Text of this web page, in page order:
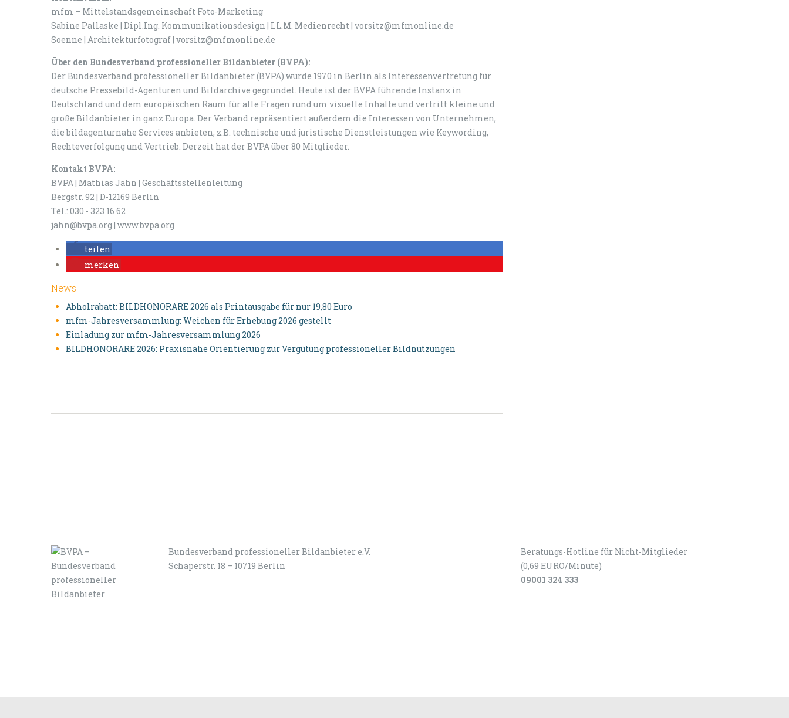
mfm – Mittelstandsgemeinschaft Foto-Marketing
Sabine Pallaske | Dipl.Ing. Kommunikationsdesign | LL.M. Medienrecht | vorsitz@mfmonline.de
Soenne | Architekturfotograf | vorsitz@mfmonline.de
Über den Bundesverband professioneller Bildanbieter (BVPA):
Der Bundesverband professioneller Bildanbieter (BVPA) wurde 1970 in Berlin als Interessenvertretung für
deutsche Pressebild-Agenturen und Bildarchive gegründet. Heute ist der BVPA führende Instanz in
Deutschland und dem europäischen Raum für alle Fragen rund um visuelle Inhalte und vertritt kleine und
große Bildanbieter in ganz Europa. Der Verband repräsentiert außerdem die Interessen von Unternehmen,
die bildagenturnahe Services anbieten, z.B. technische und juristische Dienstleistungen wie Keywording,
Rechteverfolgung und Vertrieb. Derzeit hat der BVPA über 80 Mitglieder.
Kontakt BVPA:
BVPA | Mathias Jahn | Geschäftsstellenleitung
Bergstr. 92 | D-12169 Berlin
Tel.: 030 - 323 16 62
jahn@bvpa.org | www.bvpa.org
teilen
merken
News
Abholrabatt: BILDHONORARE 2026 als Printausgabe für nur 19,80 Euro
mfm-Jahresversammlung: Weichen für Erhebung 2026 gestellt
Einladung zur mfm-Jahresversammlung 2026
BILDHONORARE 2026: Praxisnahe Orientierung zur Vergütung professioneller Bildnutzungen
Bundesverband professioneller Bildanbieter e.V.
Schaperstr. 18 – 10719 Berlin
Beratungs-Hotline für Nicht-Mitglieder
(0,69 EURO/Minute)
09001 324 333